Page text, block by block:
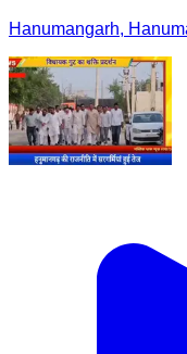
Hanumangarh,